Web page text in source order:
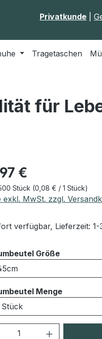
Privatkunde
Tragetaschen
für
Preis:
€
Stück (0,08 € / 1 Stück)
exkl. MwSt. zzgl.
verfügbar, Lieferzeit: 1-
Größeauswählen
Mengeauswählen
Anzahl: Gib